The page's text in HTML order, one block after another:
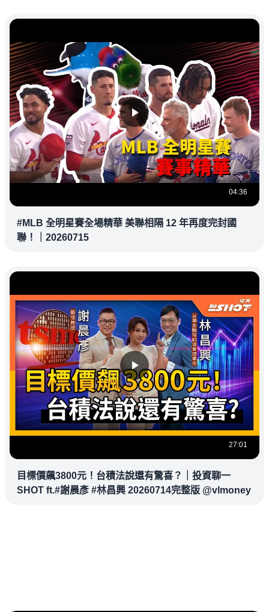
04:36
#MLB 全明星賽全場精華 美聯相隔 12 年再度完封國
聯！｜20260715
27:01
目標價飆3800元！台積法說還有驚喜？｜投資聊一
SHOT ft.#謝晨彥 #林昌興 20260714完整版 @vlmoney